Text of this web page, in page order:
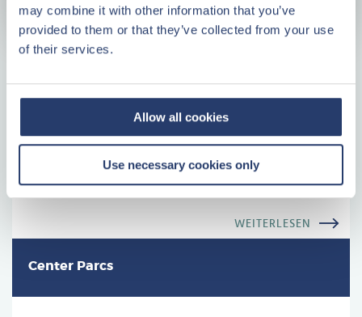
may combine it with other information that you’ve
provided to them or that they’ve collected from your use
of their services.
Allow all cookies
Use necessary cookies only
Plattegrond
Geld an einem attraktiven Standort anlegen
Keine unvorhersehbaren Kosten
Immer eine feste Kontaktperson
WEITERLESEN
Center Parcs